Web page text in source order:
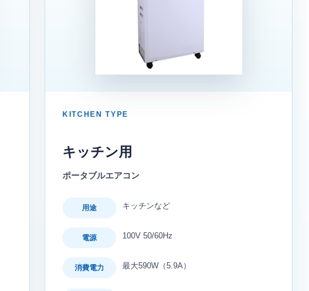
KITCHEN TYPE
キッチン用
ポータブルエアコン
用途 キッチンなど
電源 100V 50/60Hz
消費電力 最大590W（5.9A）